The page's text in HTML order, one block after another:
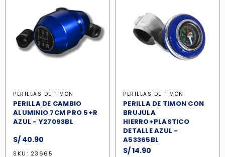
PERILLAS DE TIMÓN
PERILLA DE CAMBIO
ALUMINIO 7CM PRO 5+R
AZUL - Y27093BL
S/ 40.90
SKU: 23665
PERILLAS DE TIMÓN
PERILLA DE TIMON CON
BRUJULA
HIERRO+PLASTICO
DETALLE AZUL -
A53365BL
S/14.90